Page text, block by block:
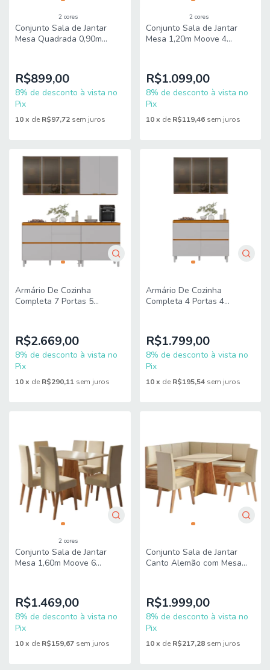
2 cores
Conjunto Sala de Jantar
Mesa Quadrada 0,90m
R$899,00
8% de desconto à vista no
Pix
10x de R$97,72 sem juros
2 cores
Conjunto Sala de Jantar
Mesa 1,20m Moove 4
R$1.099,00
8% de desconto à vista no
Pix
10 x de R$119,46 sem juros
Armário De Cozinha
Completa 7 Portas 5
R$2.669,00
8% de desconto à vista no
Pix
10x de R$290,11 sem juros
Armário De Cozinha
Completa 4 Portas 4
R$1.799,00
8% de desconto à vista no
Pix
10 x de R$195,54 sem juros
2 cores
Conjunto Sala de Jantar
Mesa 1,60m Moove 6
R$1.469,00
8% de desconto à vista no
Pix
10x de R$159,67 sem juros
Conjunto Sala de Jantar
Canto Alemão com Mesa
R$1.999,00
8% de desconto à vista no
Pix
10 x de R$217,28 sem juros